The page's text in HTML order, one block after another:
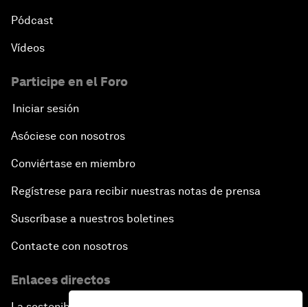
Pódcast
Vídeos
Participe en el Foro
Iniciar sesión
Asóciese con nosotros
Conviértase en miembro
Regístrese para recibir nuestras notas de prensa
Suscríbase a nuestros boletines
Contacte con nosotros
Enlaces directos